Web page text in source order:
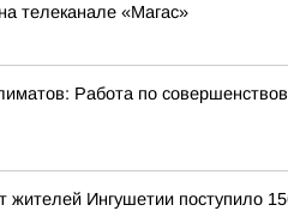
телеканале «Магас»
Работа по
жителей Ингушетии поступило